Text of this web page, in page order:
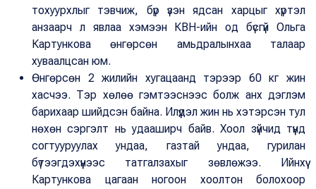
тохуурхлыг тэвчиж, бүр үзэн ядсан харцыг хүртэл
анзаарч л явлаа хэмээн КВН-ийн од бүсгүй Ольга
Картункова өнгөрсөн амьдралынхаа талаар
хуваалцсан юм.
Өнгөрсөн 2 жилийн хугацаанд тэрээр 60 кг жин
хасчээ. Тэр хөлөө гэмтээснээс болж анх дэглэм
барихаар шийдсэн байна. Илүүдэл жин нь хэтэрсэн тул
нөхөн сэргэлт нь удааширч байв. Хоол зүйчид түүнд
согтууруулах ундаа, газтай ундаа, гурилан
бүтээгдэхүүнээс татгалзахыг зөвлөжээ. Ийнхүү
Картункова цагаан ногоон хоолтон болохоор